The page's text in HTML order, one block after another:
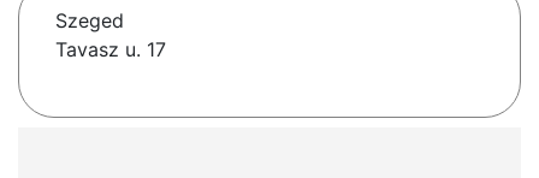
Szeged
Tavasz u. 17